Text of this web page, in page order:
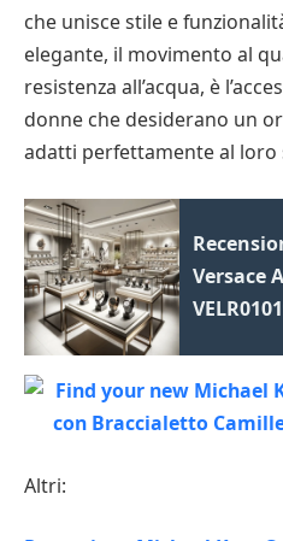
che unisce stile e
elegante, il movimento al
resistenza all’acqua, è
donne che desiderano un
adatti perfettamente al loro
Versace
Altri: